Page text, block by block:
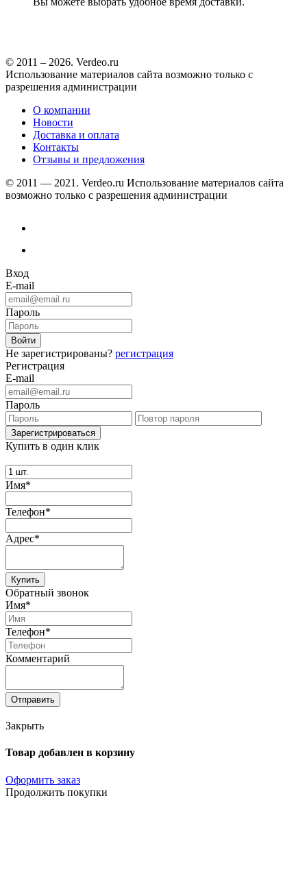
© 2011 – 2026. Verdeo.ru
Использование материалов сайта возможно только с
разрешения администрации
О компании
Новости
Доставка и оплата
Контакты
Отзывы и предложения
© 2011 — 2021. Verdeo.ru Использование материалов сайта
возможно только с разрешения администрации
Вход
E-mail
Пароль
Не зарегистрированы? регистрация
Регистрация
E-mail
Пароль
Купить в один клик
Имя*
Телефон*
Адрес*
Купить
Обратный звонок
Имя*
Телефон*
Комментарий
Отправить
Закрыть
Товар добавлен в корзину
Оформить заказ
Продолжить покупки